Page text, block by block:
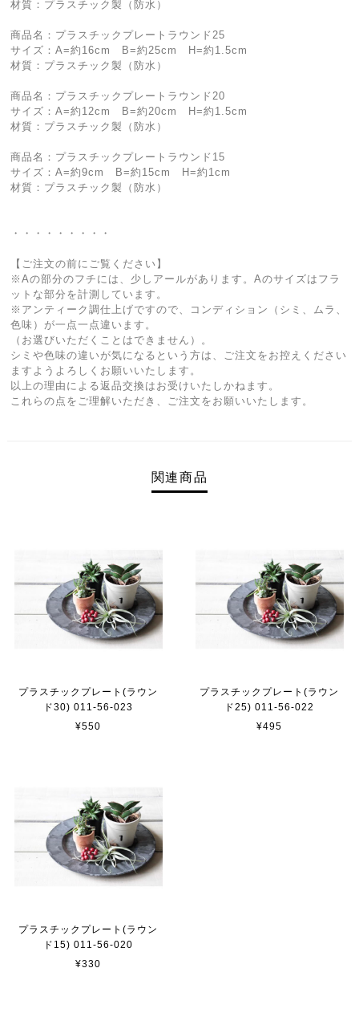
材質：プラスチック製（防水）
商品名：プラスチックプレートラウンド25
サイズ：A=約16cm B=約25cm H=約1.5cm
材質：プラスチック製（防水）
商品名：プラスチックプレートラウンド20
サイズ：A=約12cm B=約20cm H=約1.5cm
材質：プラスチック製（防水）
商品名：プラスチックプレートラウンド15
サイズ：A=約9cm B=約15cm H=約1cm
材質：プラスチック製（防水）
・・・・・・・・・
【ご注文の前にご覧ください】
※Aの部分のフチには、少しアールがあります。Aのサイズはフラ
ットな部分を計測しています。
※アンティーク調仕上げですので、コンディション（シミ、ムラ、
色味）が一点一点違います。
（お選びいただくことはできません）。
シミや色味の違いが気になるという方は、ご注文をお控えください
ますようよろしくお願いいたします。
以上の理由による返品交換はお受けいたしかねます。
これらの点をご理解いただき、ご注文をお願いいたします。
関連商品
プラスチックプレート(ラウン
ド30) 011-56-023
¥550
プラスチックプレート(ラウン
ド25) 011-56-022
¥495
プラスチックプレート(ラウン
ド15) 011-56-020
¥330